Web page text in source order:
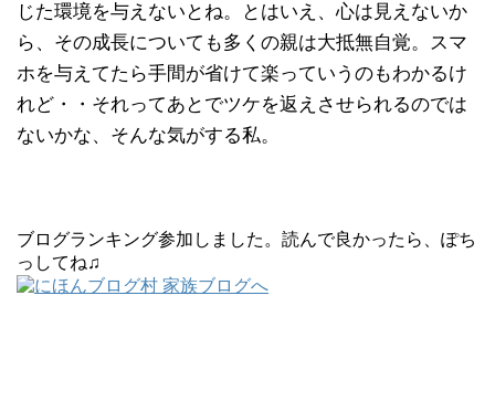
じた環境を与えないとね。とはいえ、心は見えないか
ら、その成長についても多くの親は大抵無自覚。スマ
ホを与えてたら手間が省けて楽っていうのもわかるけ
れど・・それってあとでツケを返えさせられるのでは
ないかな、そんな気がする私。
ブログランキング参加しました。読んで良かったら、ぽち
っしてね♫